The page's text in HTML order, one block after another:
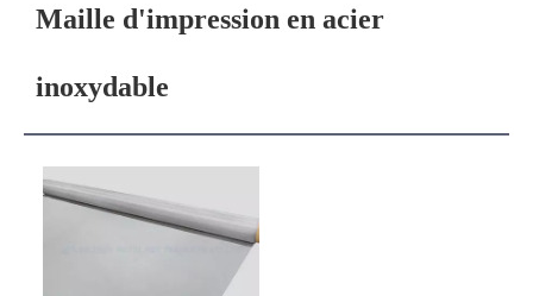
Maille d'impression en acier
inoxydable